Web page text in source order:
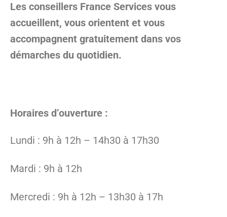
Les conseillers France Services vous
accueillent, vous orientent et vous
accompagnent gratuitement dans vos
démarches du quotidien.
Horaires d’ouverture :
Lundi : 9h à 12h – 14h30 à 17h30
Mardi : 9h à 12h
Mercredi : 9h à 12h – 13h30 à 17h